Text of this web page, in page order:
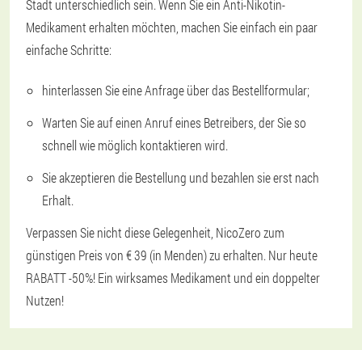
Stadt unterschiedlich sein. Wenn Sie ein Anti-Nikotin-
Medikament erhalten möchten, machen Sie einfach ein paar
einfache Schritte:
hinterlassen Sie eine Anfrage über das Bestellformular;
Warten Sie auf einen Anruf eines Betreibers, der Sie so
schnell wie möglich kontaktieren wird.
Sie akzeptieren die Bestellung und bezahlen sie erst nach
Erhalt.
Verpassen Sie nicht diese Gelegenheit, NicoZero zum
günstigen Preis von € 39 (in Menden) zu erhalten. Nur heute
RABATT -50%! Ein wirksames Medikament und ein doppelter
Nutzen!